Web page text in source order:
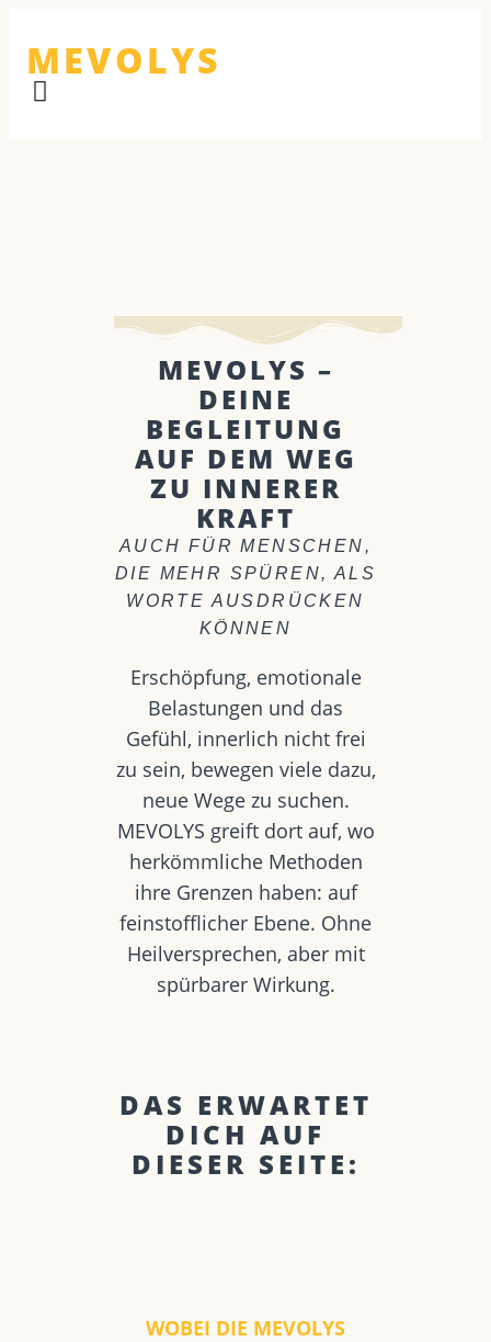
MEVOLYS
MEVOLYS –
DEINE
BEGLEITUNG
AUF DEM WEG
ZU INNERER
KRAFT
AUCH FÜR MENSCHEN,
DIE MEHR SPÜREN, ALS
WORTE AUSDRÜCKEN
KÖNNEN
Erschöpfung, emotionale
Belastungen und das
Gefühl, innerlich nicht frei
zu sein, bewegen viele dazu,
neue Wege zu suchen.
MEVOLYS greift dort auf, wo
herkömmliche Methoden
ihre Grenzen haben: auf
feinstofflicher Ebene. Ohne
Heilversprechen, aber mit
spürbarer Wirkung.
DAS ERWARTET
DICH AUF
DIESER SEITE:
WOBEI DIE MEVOLYS